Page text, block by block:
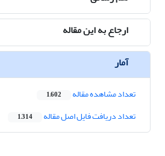
ارجاع به این مقاله
آمار
تعداد مشاهده مقاله 1,602
تعداد دریافت فایل اصل مقاله 1,314